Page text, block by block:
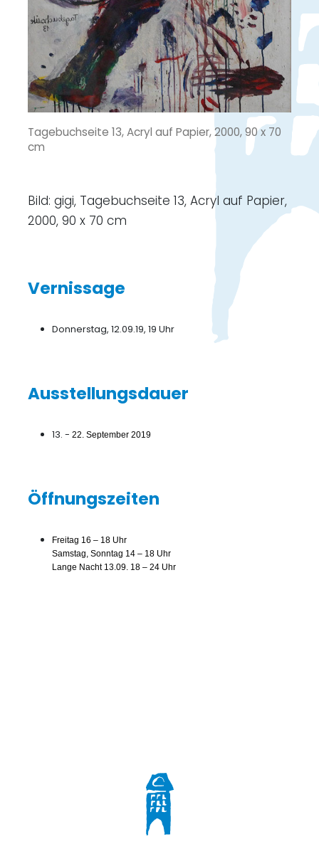
Tagebuchseite 13, Acryl auf Papier, 2000, 90 x 70
cm
Bild: gigi, Tagebuchseite 13, Acryl auf Papier,
2000, 90 x 70 cm
Vernissage
Donnerstag, 12.09.19, 19 Uhr
Ausstellungsdauer
13. -22. September 2019
Öffnungszeiten
Freitag 16 – 18 Uhr
Samstag, Sonntag 14 – 18 Uhr
Lange Nacht 13.09. 18 – 24 Uhr